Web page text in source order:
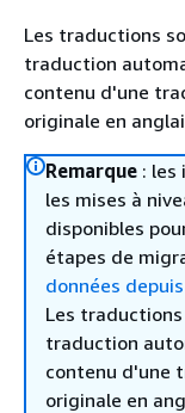
Les traductions
traduction
contenu d'une
originale en
Remarque : les
les mises à
disponibles
étapes de
données
Les
traduction
contenu d'une
originale en